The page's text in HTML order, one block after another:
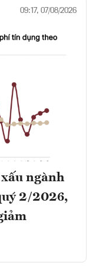
09:17, 07/08/2026
ngành
2/2026,